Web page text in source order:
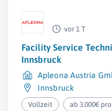
vor 1 T
Facility Service
Innsbruck
Apleona Austria
Innsbruck
Vollzeit ab 3.000€